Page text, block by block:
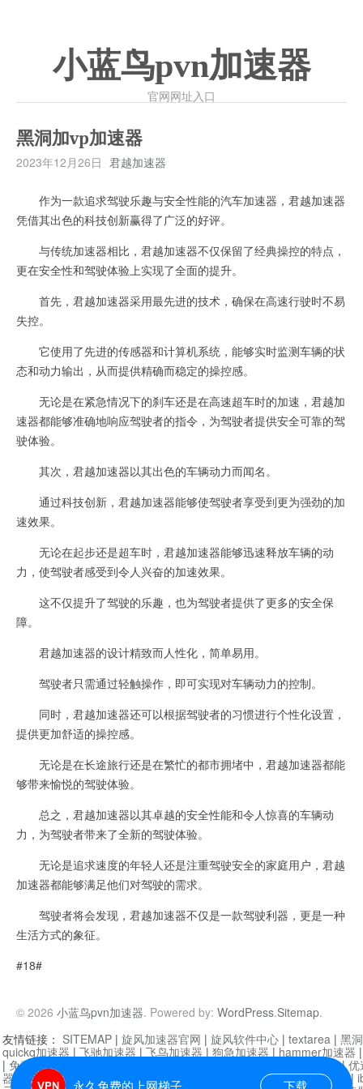
小蓝鸟pvn加速器
官网网址入口
黑洞加vp加速器
2023年12月26日 君越加速器
作为一款追求驾驶乐趣与安全性能的汽车加速器，君越加速器
凭借其出色的科技创新赢得了广泛的好评。
与传统加速器相比，君越加速器不仅保留了经典操控的特点，
更在安全性和驾驶体验上实现了全面的提升。
首先，君越加速器采用最先进的技术，确保在高速行驶时不易
失控。
它使用了先进的传感器和计算机系统，能够实时监测车辆的状
态和动力输出，从而提供精确而稳定的操控感。
无论是在紧急情况下的刹车还是在高速超车时的加速，君越加
速器都能够准确地响应驾驶者的指令，为驾驶者提供安全可靠的驾
驶体验。
其次，君越加速器以其出色的车辆动力而闻名。
通过科技创新，君越加速器能够使驾驶者享受到更为强劲的加
速效果。
无论在起步还是超车时，君越加速器能够迅速释放车辆的动
力，使驾驶者感受到令人兴奋的加速效果。
这不仅提升了驾驶的乐趣，也为驾驶者提供了更多的安全保
障。
君越加速器的设计精致而人性化，简单易用。
驾驶者只需通过轻触操作，即可实现对车辆动力的控制。
同时，君越加速器还可以根据驾驶者的习惯进行个性化设置，
提供更加舒适的操控感。
无论是在长途旅行还是在繁忙的都市拥堵中，君越加速器都能
够带来愉悦的驾驶体验。
总之，君越加速器以其卓越的安全性能和令人惊喜的车辆动
力，为驾驶者带来了全新的驾驶体验。
无论是追求速度的年轻人还是注重驾驶安全的家庭用户，君越
加速器都能够满足他们对驾驶的需求。
驾驶者将会发现，君越加速器不仅是一款驾驶利器，更是一种
生活方式的象征。
#18#
© 2026 小蓝鸟pvn加速器. Powered by: WordPress.Sitemap.
永久免费的上网梯子 下载
友情链接： SITEMAP | 旋风加速器官网 | 旋风软件中心 | textarea | 黑
quickq加速器 | 飞驰加速器 | 飞鸟加速器 | 狗急加速器 | hammer加速器
| 免费vqn加速外网 迷雾通|优
器| 快柠檬加速器 |黑洞加速 |falemon 快橙加速器|anycast加速器 |